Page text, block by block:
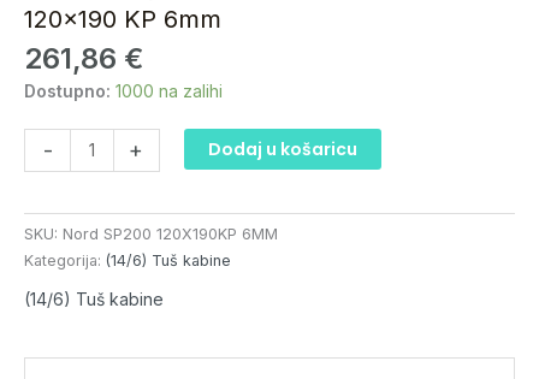
120×190 KP 6mm
261,86 €
Dostupno: 1000 na zalihi
-
t.
vrata
120x190
KP
6mm
+ Dodaj u košaricu
SKU: Nord SP200 120X190KP 6MM
Kategorija: (14/6) Tuš kabine
(14/6) Tuš kabine